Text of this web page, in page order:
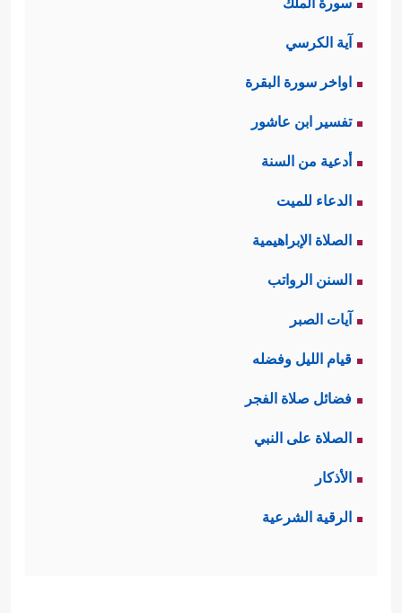
آية الكرسي
اواخر سورة البقرة
تفسير ابن عاشور
أدعية من السنة
الدعاء للميت
الصلاة الإبراهيمية
السنن الرواتب
آيات الصبر
قيام الليل وفضله
فضائل صلاة الفجر
الصلاة على النبي
الأذكار
الرقية الشرعية